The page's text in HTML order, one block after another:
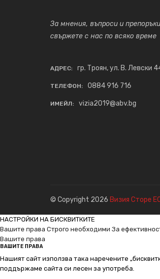
За мнения, въпроси и
свържете с нас по всяко време
АДРЕС: гр. Троян, ул. В. Левски
ТЕЛЕФОН: 0884 916 716
ИМЕЙЛ: vizia2019@abv.bg
© Copyright 2026 Визия Сторе
НАСТРОЙКИ НА БИСКВИТКИТЕ
Вашите права Строго необходими За
Вашите права
ВАШИТЕ ПРАВА
Нашият сайт използва така наречените
поддържаме сайта си лесен за употреба.